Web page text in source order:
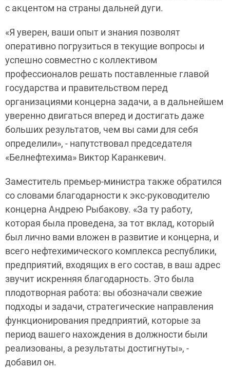
с акцентом на страны дальней дуги.
«Я уверен, ваши опыт и знания позволят
оперативно погрузиться в текущие вопросы и
успешно совместно с коллективом
профессионалов решать поставленные главой
государства и правительством перед
организациями концерна задачи, а в дальнейшем
уверенно двигаться вперед и достигать даже
больших результатов, чем вы сами для себя
определили», - напутствовал председателя
«Белнефтехима» Виктор Каранкевич.
Заместитель премьер-министра также обратился
со словами благодарности к экс-руководителю
концерна Андрею Рыбакову. «За ту работу,
которая была проведена, за тот вклад, который
был лично вами вложен в развитие и концерна, и
всего нефтехимического комплекса республики,
предприятий, входящих в его состав, в ваш адрес
звучит искренняя благодарность. Это была
плодотворная работа: вы обозначали свежие
подходы и задачи, стратегические направления
функционирования предприятий, которые за
период вашего нахождения в должности были
реализованы, а результаты достигнуты», -
добавил он.